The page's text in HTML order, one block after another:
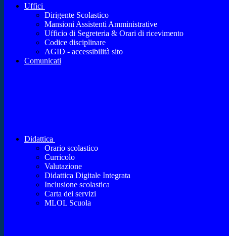
Uffici
Dirigente Scolastico
Mansioni Assistenti Amministrative
Ufficio di Segreteria & Orari di ricevimento
Codice disciplinare
AGID - accessibilità sito
Comunicati
Didattica
Orario scolastico
Curricolo
Valutazione
Didattica Digitale Integrata
Inclusione scolastica
Carta dei servizi
MLOL Scuola